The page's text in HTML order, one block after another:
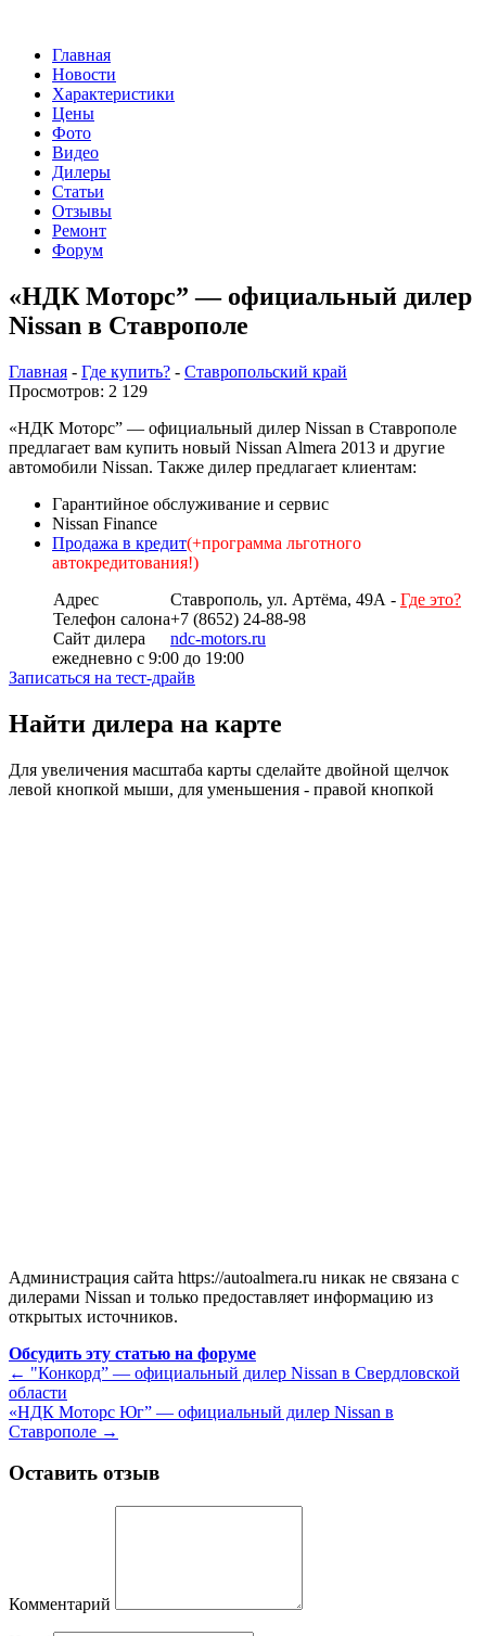
Главная
Новости
Характеристики
Цены
Фото
Видео
Дилеры
Статьи
Отзывы
Ремонт
Форум
«НДК Моторс” — официальный дилер
Nissan в Ставрополе
Главная - Где купить? - Ставропольский край
Просмотров: 2 129
«НДК Моторс” — официальный дилер Nissan в Ставрополе
предлагает вам купить новый Nissan Almera 2013 и другие
автомобили Nissan. Также дилер предлагает клиентам:
Гарантийное обслуживание и сервис
Nissan Finance
Продажа в кредит(+программа льготного
автокредитования!)
Адрес
Ставрополь, ул. Артёма, 49А - Где это?
Телефон салона+7 (8652) 24-88-98
Сайт дилера
ndc-motors.ru
ежедневно с 9:00 до 19:00
Записаться на тест-драйв
Найти дилера на карте
Для увеличения масштаба карты сделайте двойной щелчок
левой кнопкой мыши, для уменьшения - правой кнопкой
Администрация сайта https://autoalmera.ru никак не связана с
дилерами Nissan и только предоставляет информацию из
открытых источников.
Обсудить эту статью на форуме
← "Конкорд” — официальный дилер Nissan в Свердловской
области
«НДК Моторс Юг” — официальный дилер Nissan в
Ставрополе →
Оставить отзыв
Комментарий